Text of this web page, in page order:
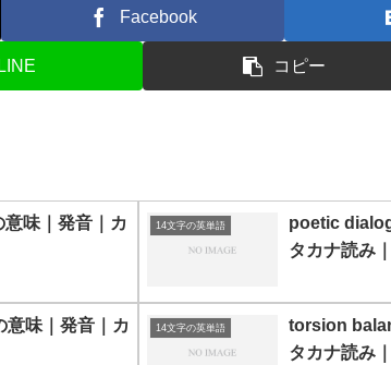
Facebook
LINE コピー
味｜発音｜カ
14文字の英単語
poetic
タカナ読み
味｜発音｜カ
14文字の英単語
torsion
タカナ読み